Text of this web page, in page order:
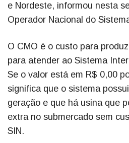
e Nordeste, informou nesta
Operador Nacional do
O CMO é o custo para
para atender ao Sistema
Se o valor está em R$ 0,00
significa que o sistema
geração e que há usina que
extra no submercado sem
SIN.